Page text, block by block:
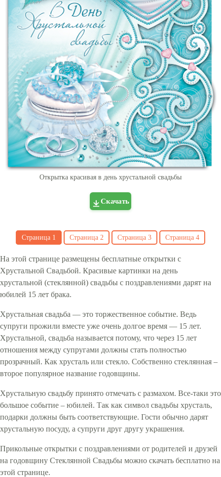
Открытка красивая в день хрустальной свадьбы
Скачать
Страница 1 Страница 2 Страница 3 Страница 4
На этой странице размещены бесплатные открытки с
Хрустальной Свадьбой. Красивые картинки на день
хрустальной (стеклянной) свадьбы с поздравлениями дарят на
юбилей 15 лет брака.
Хрустальная свадьба — это торжественное событие. Ведь
супруги прожили вместе уже очень долгое время — 15 лет.
Хрустальной, свадьба называется потому, что через 15 лет
отношения между супругами должны стать полностью
прозрачный. Как хрусталь или стекло. Собственно стеклянная –
второе популярное название годовщины.
Хрустальную свадьбу принято отмечать с размахом. Все-таки это
большое событие – юбилей. Так как символ свадьбы хрусталь,
подарки должны быть соответствующие. Гости обычно дарят
хрустальную посуду, а супруги друг другу украшения.
Прикольные открытки с поздравлениями от родителей и друзей
на годовщину Стеклянной Свадьбы можно скачать бесплатно на
этой странице.